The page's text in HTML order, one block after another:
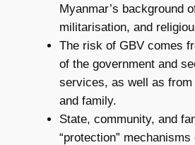
Myanmar’s background
militarisation, and
The risk of GBV comes
of the government and
services, as well as
and family.
State, community, and
“protection”